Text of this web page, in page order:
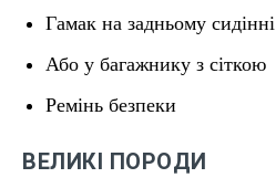
Гамак на задньому сидінні
Або у багажнику з сіткою
Ремінь безпеки
ВЕЛИКІ ПОРОДИ